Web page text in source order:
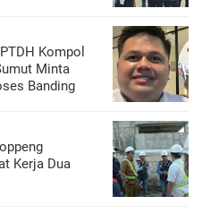
Kompol
Minta
Banding
Kerja Dua